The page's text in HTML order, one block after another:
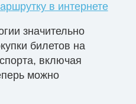
в интернете
значительно
билетов на
включая
можно